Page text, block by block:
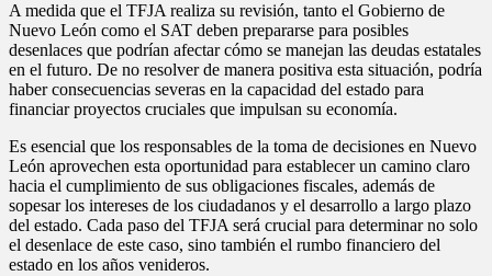
A medida que el TFJA realiza su revisión, tanto el Gobierno de
Nuevo León como el SAT deben prepararse para posibles
desenlaces que podrían afectar cómo se manejan las deudas estatales
en el futuro. De no resolver de manera positiva esta situación, podría
haber consecuencias severas en la capacidad del estado para
financiar proyectos cruciales que impulsan su economía.
Es esencial que los responsables de la toma de decisiones en Nuevo
León aprovechen esta oportunidad para establecer un camino claro
hacia el cumplimiento de sus obligaciones fiscales, además de
sopesar los intereses de los ciudadanos y el desarrollo a largo plazo
del estado. Cada paso del TFJA será crucial para determinar no solo
el desenlace de este caso, sino también el rumbo financiero del
estado en los años venideros.